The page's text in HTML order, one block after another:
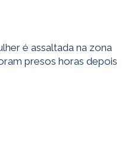
é assaltada na zona
presos horas depois